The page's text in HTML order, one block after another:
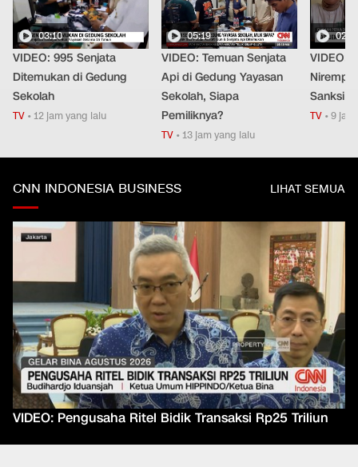
03:10
VIDEO: 995 Senjata
Ditemukan di Gedung
Sekolah
TV • 12 jam yang lalu
05:19
VIDEO: Temuan Senjata
Api di Gedung Yayasan
Sekolah, Siapa
Pemiliknya?
TV • 13 jam yang lalu
VIDEO:
Sanksi
TV •9
CNN INDONESIA BUSINESS LIHAT SEMUA
VIDEO: Pengusaha Ritel Bidik Transaksi Rp25 Triliun